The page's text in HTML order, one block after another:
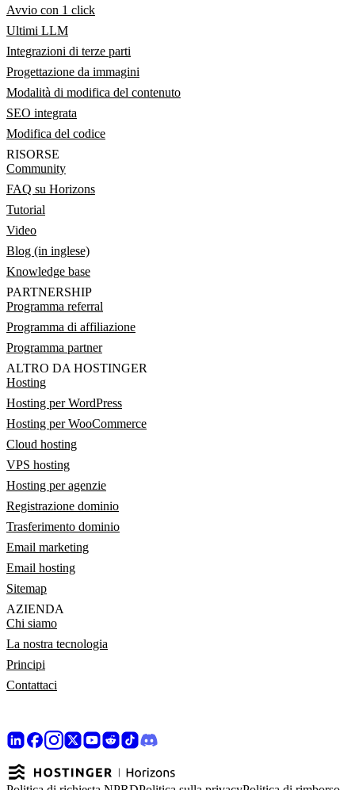
Avvio con 1 click
Ultimi LLM
Integrazioni di terze parti
Progettazione da immagini
Modalità di modifica del contenuto
SEO integrata
Modifica del codice
RISORSE
Community
FAQ su Horizons
Tutorial
Video
Blog (in inglese)
Knowledge base
PARTNERSHIP
Programma referral
Programma di affiliazione
Programma partner
ALTRO DA HOSTINGER
Hosting
Hosting per WordPress
Hosting per WooCommerce
Cloud hosting
VPS hosting
Hosting per agenzie
Registrazione dominio
Trasferimento dominio
Email marketing
Email hosting
Sitemap
AZIENDA
Chi siamo
La nostra tecnologia
Principi
Contattaci